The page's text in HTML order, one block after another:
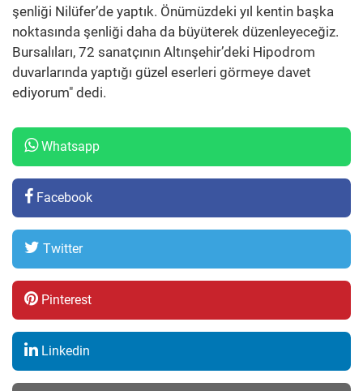
şenliği Nilüfer’de yaptık. Önümüzdeki yıl kentin başka
noktasında şenliği daha da büyüterek düzenleyeceğiz.
Bursalıları, 72 sanatçının Altınşehir’deki Hipodrom
duvarlarında yaptığı güzel eserleri görmeye davet
ediyorum" dedi.
Whatsapp
Facebook
Twitter
Pinterest
Linkedin